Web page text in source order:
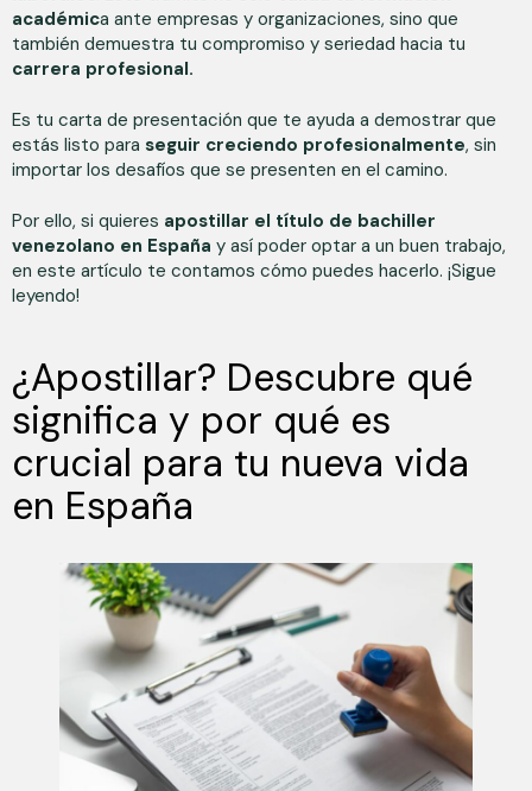
académica ante empresas y organizaciones, sino que
también demuestra tu compromiso y seriedad hacia tu
carrera profesional.
Es tu carta de presentación que te ayuda a demostrar que
estás listo para seguir creciendo profesionalmente, sin
importar los desafíos que se presenten en el camino.
Por ello, si quieres apostillar el título de bachiller
venezolano en España y así poder optar a un buen trabajo,
en este artículo te contamos cómo puedes hacerlo. ¡Sigue
leyendo!
¿Apostillar? Descubre qué
significa y por qué es
crucial para tu nueva vida
en España